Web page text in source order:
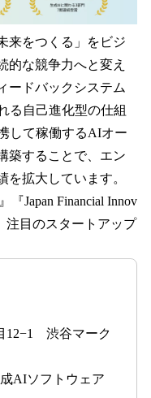
来をつくる」をビジ
的な競争力へと変え
ードバックシステム
る自己進化型の仕組
して稼働するAIオー
築することで、エン
を拡大しています。
『Japan Financial Innov
注目のスタートアップ
12−1 渋谷マーク
AIソフトウェア